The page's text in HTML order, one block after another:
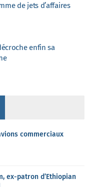
de jets d’affaires
enfin sa
commerciaux
ex-patron d’Ethiopian